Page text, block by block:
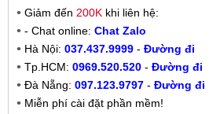
Giảm đến 200K khi liên hệ:
- Chat online: Chat Zalo
Hà Nội: 037.437.9999 - Đường đi
Tp.HCM: 0969.520.520 - Đường đi
Đà Nẵng: 097.123.9797 - Đường đi
Miễn phí cài đặt phần mềm!